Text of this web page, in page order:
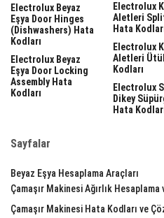
Electrolux Beyaz
Eşya Door Hinges
(dishwashers) Hata
Kodları
Electrolux Beyaz
Eşya Door Locking
Assembly Hata
Kodları
Electrolux
Aletleri
Hata
Electrolux
Aletleri
Kodları
Electrolux
Dikey
Hata
Sayfalar
Beyaz Eşya Hesaplama Araçları
Çamaşır Makinesi Ağırlık
Çamaşır Makinesi Hata Kodları ve